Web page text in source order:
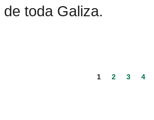
toda Galiza.
1 2 3 4